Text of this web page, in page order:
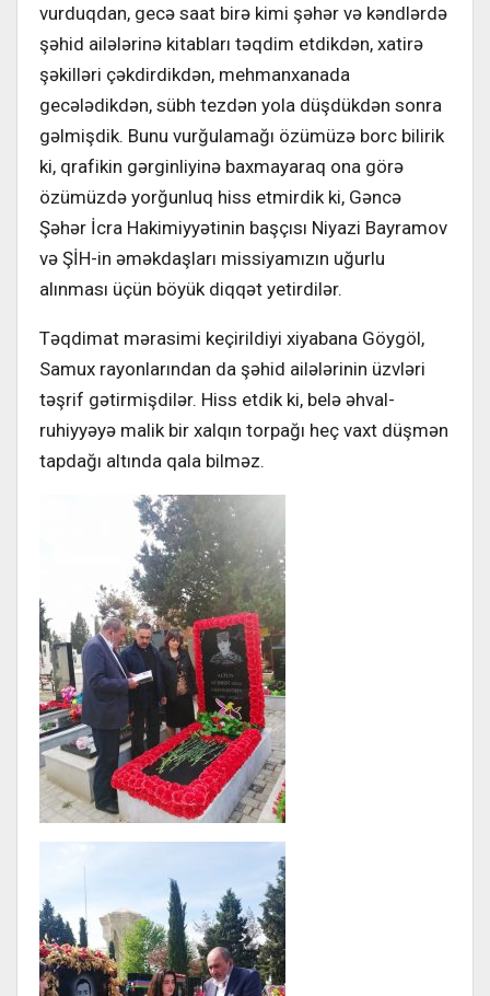
vurduqdan, gecə saat birə kimi şəhər və kəndlərdə
şəhid ailələrinə kitabları təqdim etdikdən, xatirə
şəkilləri çəkdirdikdən, mehmanxanada
gecələdikdən, sübh tezdən yola düşdükdən sonra
gəlmişdik. Bunu vurğulamağı özümüzə borc bilirik
ki, qrafikin gərginliyinə baxmayaraq ona görə
özümüzdə yorğunluq hiss etmirdik ki, Gəncə
Şəhər İcra Hakimiyyətinin başçısı Niyazi Bayramov
və ŞİH-in əməkdaşları missiyamızın uğurlu
alınması üçün böyük diqqət yetirdilər.
Təqdimat mərasimi keçirildiyi xiyabana Göygöl,
Samux rayonlarından da şəhid ailələrinin üzvləri
təşrif gətirmişdilər. Hiss etdik ki, belə əhval-
ruhiyyəyə malik bir xalqın torpağı heç vaxt düşmən
tapdağı altında qala bilməz.